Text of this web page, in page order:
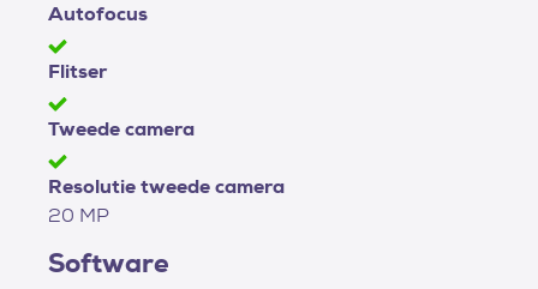
Autofocus
Flitser
Tweede camera
Resolutie tweede camera
20 MP
Software